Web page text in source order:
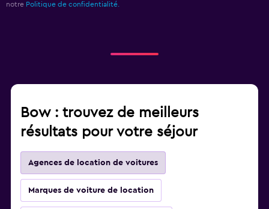
notre Politique de confidentialité.
Bow : trouvez de meilleurs
résultats pour votre séjour
Agences de location de voitures
Marques de voiture de location